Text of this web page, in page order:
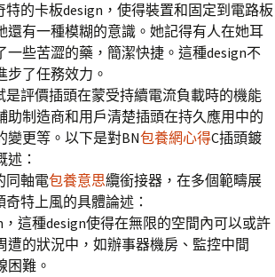
的卡板design，使得裝置和固定到電路板
有一種模糊的意識。她記得有人在她耳
些苦澀的藥，簡潔快捷。這種design不
步了任務效力。
評價插頭在蒙受持續電流負載時的機能
制造商和用戶清楚插頭在持久應用中的
變更等。以下是對BN包養網心得C插頭鍍
：
同軸電包養意思纜銜接器，在多個範疇展
特上風的具體論述：
這種design使得在無限的空間內可以或許
的狀況中，如辦事器機房、監控中間
困難。